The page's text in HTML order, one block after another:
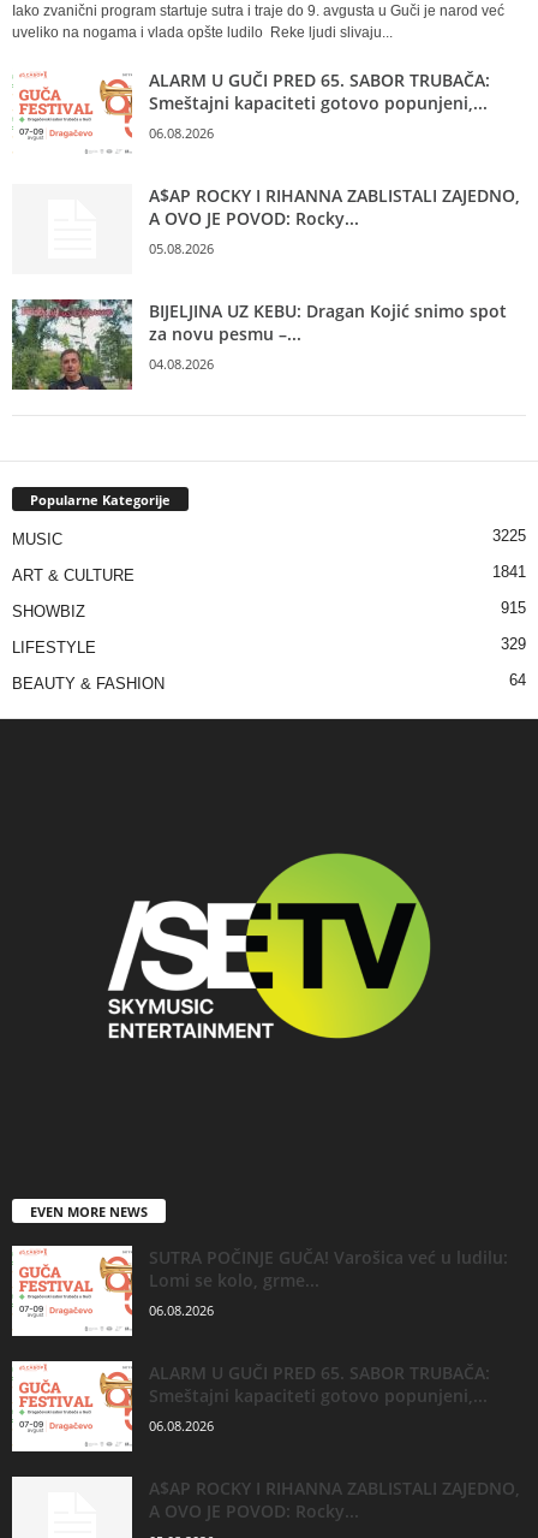
Iako zvanični program startuje sutra i traje do 9. avgusta u Guči je narod već
uveliko na nogama i vlada opšte ludilo Reke ljudi slivaju...
ALARM U GUČI PRED 65. SABOR TRUBAČA:
Smeštajni kapaciteti gotovo popunjeni,...
06.08.2026
A$AP ROCKY I RIHANNA ZABLISTALI ZAJEDNO,
A OVO JE POVOD: Rocky...
05.08.2026
BIJELJINA UZ KEBU: Dragan Kojić snimo spot
za novu pesmu –...
04.08.2026
Popularne Kategorije
MUSIC 3225
ART & CULTURE 1841
SHOWBIZ 915
LIFESTYLE 329
BEAUTY & FASHION 64
EVEN MORE NEWS
SUTRA POČINJE GUČA! Varošica već u ludilu:
Lomi se kolo, grme...
06.08.2026
ALARM U GUČI PRED 65. SABOR TRUBAČA:
Smeštajni kapaciteti gotovo popunjeni,...
06.08.2026
A$AP ROCKY I RIHANNA ZABLISTALI ZAJEDNO,
A OVO JE POVOD: Rocky...